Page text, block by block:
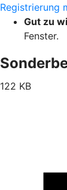
Registrierung
Gut zu
Fenster.
122 KB